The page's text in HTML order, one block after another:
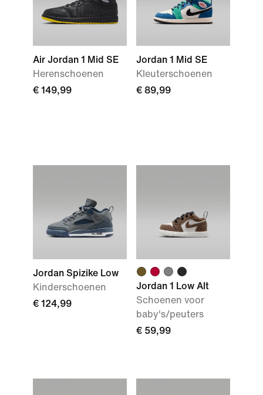
Air Jordan 1 Mid SE
Herenschoenen
€ 149,99
Jordan 1 Mid SE
Kleuterschoenen
€ 89,99
Jordan Spizike Low
Kinderschoenen
€ 124,99
Jordan 1 Low Alt
Schoenen voor
baby's/peuters
€ 59,99